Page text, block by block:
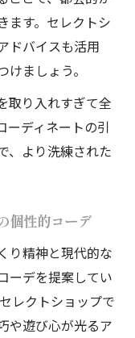
ます。セレクトシ
ドバイスも活用
ましょう。
取り入れすぎて全
ーディネートの引
、より洗練された
個性的コーデ
り精神と現代的な
ーデを提案してい
レクトショップで
や遊び心が光るア